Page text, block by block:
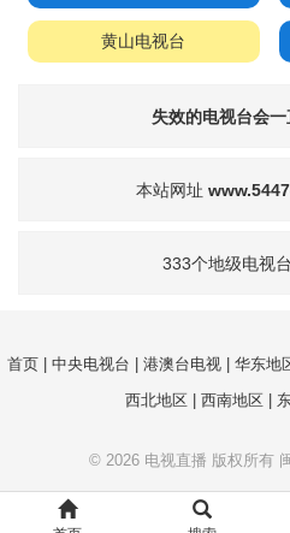
黄山电视台
失效的电视台会
本站网址
333个地级电视
首页| 中央电视台 港澳台电视| 华东地
西北地区
西南地区
© 2026 电视直播 版权所有